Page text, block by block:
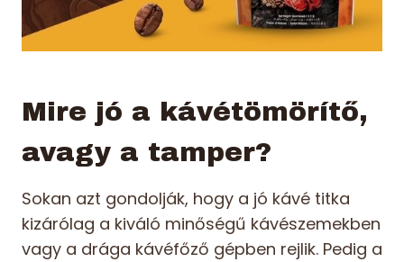
Mire jó a kávétömörítő,
avagy a tamper?
Sokan azt gondolják, hogy a jó kávé titka
kizárólag a kiváló minőségű kávészemekben
vagy a drága kávéfőző gépben rejlik. Pedig a